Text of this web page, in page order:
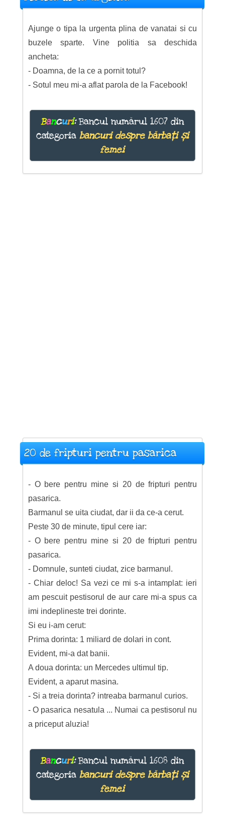
Ajunge o tipa la urgenta plina de vanatai si cu
buzele sparte. Vine politia sa deschida
ancheta:
- Doamna, de la ce a pornit totul?
- Sotul meu mi-a aflat parola de la Facebook!
Bancuri:Bancul numărul 1607 din
categoria bancuri despre bărbați și
femei
20 de fripturi pentru pasarica
- O bere pentru mine si 20 de fripturi pentru
pasarica.
Barmanul se uita ciudat, dar ii da ce-a cerut.
Peste 30 de minute, tipul cere iar:
- O bere pentru mine si 20 de fripturi pentru
pasarica.
- Domnule, sunteti ciudat, zice barmanul.
- Chiar deloc! Sa vezi ce mi s-a intamplat: ieri
am pescuit pestisorul de aur care mi-a spus ca
imi indeplineste trei dorinte.
Si eu i-am cerut:
Prima dorinta: 1 miliard de dolari in cont.
Evident, mi-a dat banii.
A doua dorinta: un Mercedes ultimul tip.
Evident, a aparut masina.
- Si a treia dorinta? intreaba barmanul curios.
- O pasarica nesatula ... Numai ca pestisorul nu
a priceput aluzia!
Bancuri:Bancul numărul 1608 din
categoria bancuri despre bărbați și
femei